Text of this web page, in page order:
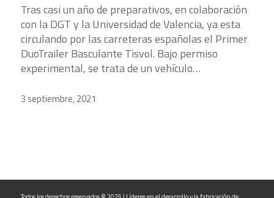
Tras casi un año de preparativos, en colaboración
con la DGT y la Universidad de Valencia, ya esta
circulando por las carreteras españolas el Primer
DuoTrailer Basculante Tisvol. Bajo permiso
experimental, se trata de un vehículo…
3 septiembre, 2021